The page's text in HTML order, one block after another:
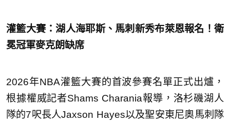
灌籃大賽：湖人海耶斯、馬刺新秀布萊恩報名！衛
冕冠軍麥克朗缺席
2026年NBA灌籃大賽的首波參賽名單正式出爐，
根據權威記者Shams Charania報導，洛杉磯湖人
隊的7呎長人Jaxson Hayes以及聖安東尼奧馬刺隊